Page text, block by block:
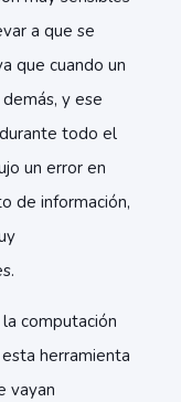
a que se
que cuando un
y ese
todo el
un error en
de información,
computación
herramienta
vayan